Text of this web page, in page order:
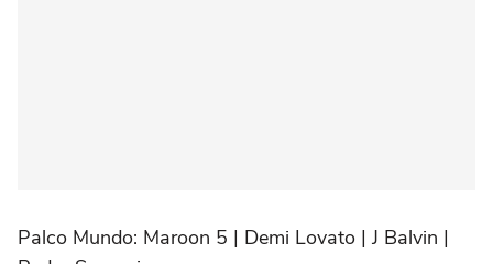
Palco Mundo: Maroon 5 | Demi Lovato | J Balvin |